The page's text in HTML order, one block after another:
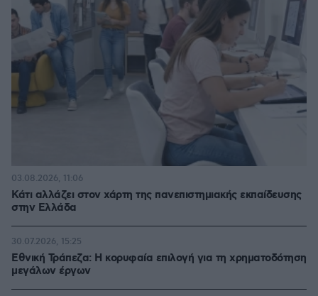
Κάτι αλλάζει στον χάρτη της πανεπιστημιακής εκπαίδευσης
στην Ελλάδα
03.08.2026, 11:06
Εθνική Τράπεζα: Η κορυφαία επιλογή για τη χρηματοδότηση
μεγάλων έργων
30.07.2026, 15:25